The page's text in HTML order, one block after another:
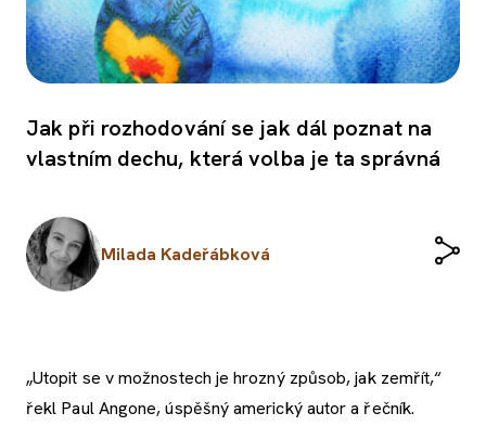
Jak při rozhodování se jak dál poznat na
vlastním dechu, která volba je ta správná
Milada Kadeřábková
„Utopit se v možnostech je hrozný způsob, jak zemřít,“
řekl Paul Angone, úspěšný americký autor a řečník.